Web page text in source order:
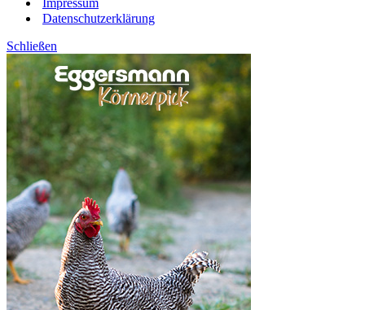
Impressum
Datenschutzerklärung
Schließen